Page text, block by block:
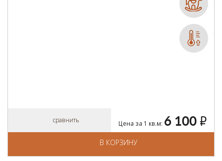
сравнить Цена за 1 кв.м: 6 100 руб.
В КОРЗИНУ